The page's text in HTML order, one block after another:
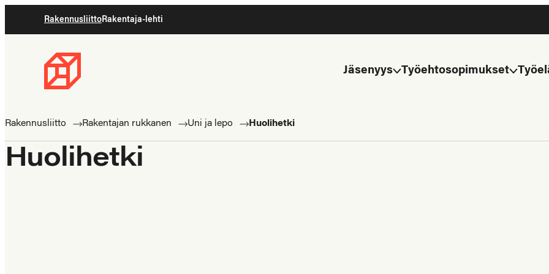
suoraan
RakennusliittoRakentaja-lehti
Rakennusliitto
ammattilaisten
Jäsenyys Työehtosopimukset
Rakennusliitto Rakentajan rukkanen Uni ja lepo Huolihetki
Huolihetki